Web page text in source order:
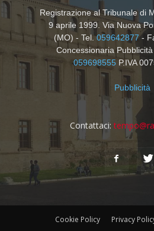
Registrazione al Tribunale di
9 aprile 1999. Via Nuova
(MO) - Tel.059642877-
Concessionaria
059698555 P.IVA
Pubblicità
Contattaci:
Cookie Policy Privacy